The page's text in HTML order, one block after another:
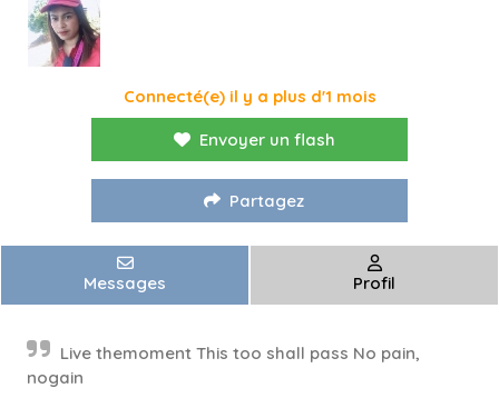
Connecté(e) il y a plus d'1 mois
Envoyer un flash
Partagez
Messages Profil
Live themoment This too shall pass No pain,
nogain